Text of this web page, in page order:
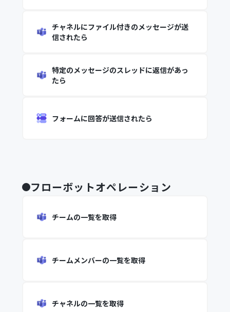
チャネルにファイル付きのメッセージが送
信されたら
特定のメッセージのスレッドに返信があっ
たら
フォームに回答が送信されたら
フローボットオペレーション
チームの一覧を取得
チームメンバーの一覧を取得
チャネルの一覧を取得